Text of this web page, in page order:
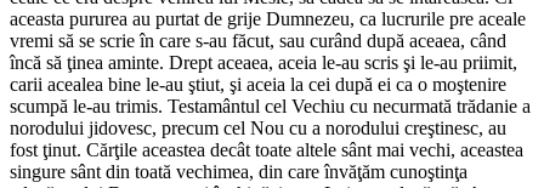
aceasta pururea au purtat de grije Dumnezeu, ca lucrurile pre aceale
vremi să se scrie în care s-au făcut, sau curând după aceaea, când
încă să ţinea aminte. Drept aceaea, aceia le-au scris şi le-au priimit,
carii acealea bine le-au ştiut, şi aceia la cei după ei ca o moştenire
scumpă le-au trimis. Testamântul cel Vechiu cu necurmată trădanie a
norodului jidovesc, precum cel Nou cu a norodului creştinesc, au
fost ţinut. Cărţile aceastea decât toate altele sânt mai vechi, aceastea
singure sânt din toată vechimea, din care învăţăm cunoştinţa